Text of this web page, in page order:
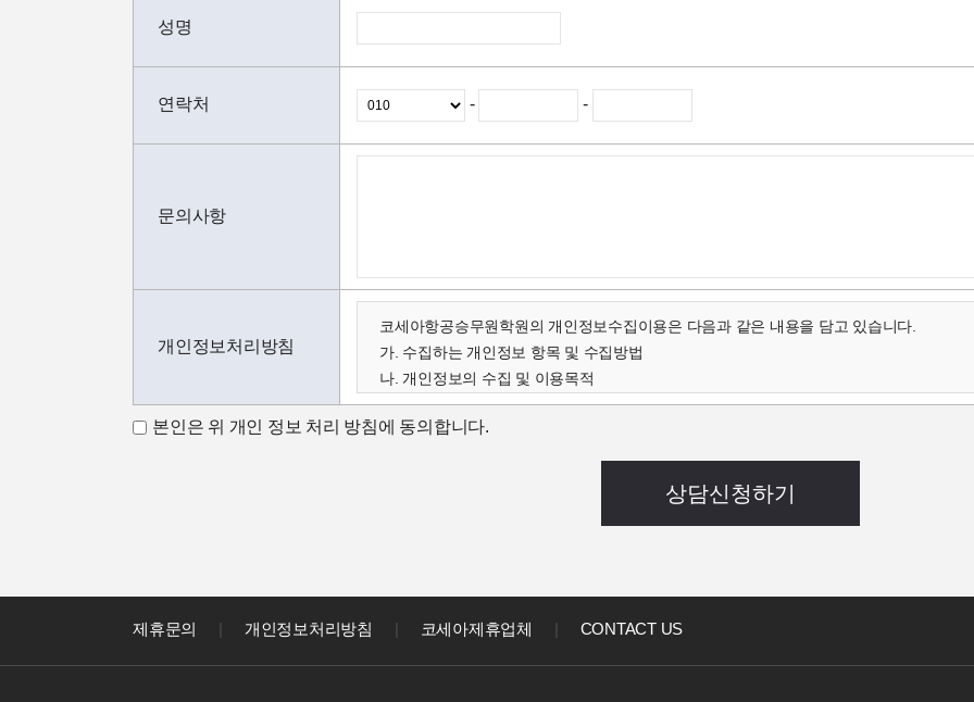
성명
연락처 - -
문의사항
개인정보처리방침
코세아항공승무원학원의 개인정보수집이용은 다음과 같은 내용을 담고 있습니다.
가. 수집하는 개인정보 항목 및 수집방법
나. 개인정보의 수집 및 이용목적
다. 수집한 개인정보의 보유 및 이용기간
가. 수집하는 개인정보 항목 및 수집방법
- 성명, 이메일, 연락처, 출생년도, 신장 등 기록
- 과정문의에 대한 학과담당자들의 전화 및 이메일 상담
- 신규 서비스(강좌) 개발 및 특화, 이벤트 등 광고성 정보 전달
본인은 위 개인 정보 처리 방침에 동의합니다.
제휴문의 | 개인정보처리방침 | 코세아제휴업체 | CONTACT US